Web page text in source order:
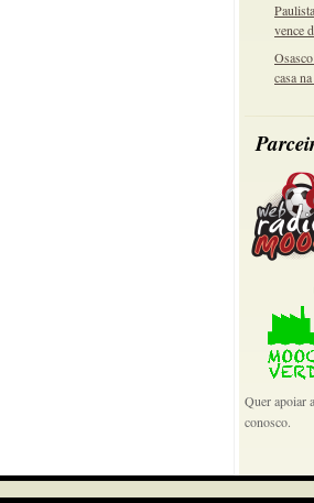
vence
casa
Quer apoiar
conosco.